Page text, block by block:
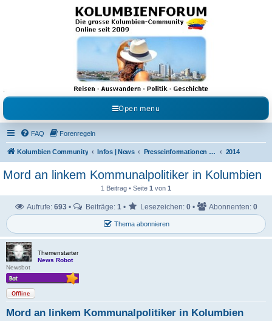
Kolumbienforum - Das
grosse Forum der
Freunde Kolumbiens
Reisen, Auswandern, Kultur, Politik, Geschichte und Visum in Kolumbien und Venezuela.
Austausch, Erfahrungen und Gemeinschaft im Kolumbienforum
Open menu
FAQ Forenregeln
Kolumbien Community Infos | News Presseinformationen & Neuigkeiten 2014
Mord an linkem Kommunalpolitiker in Kolumbien
1 Beitrag • Seite 1 von 1
Thema abonnieren
Aufrufe: 693 • Beiträge: 1 • Lesezeichen: 0 • Abonnenten: 0
Themenstarter
News Robot
Newsbot
Offline
Mord an linkem Kommunalpolitiker in Kolumbien